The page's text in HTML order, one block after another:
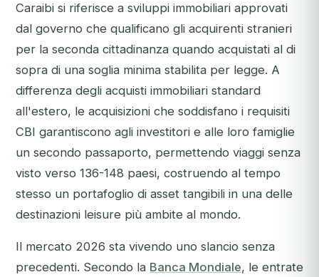
Caraibi si riferisce a sviluppi immobiliari approvati
dal governo che qualificano gli acquirenti stranieri
per la seconda cittadinanza quando acquistati al di
sopra di una soglia minima stabilita per legge. A
differenza degli acquisti immobiliari standard
all'estero, le acquisizioni che soddisfano i requisiti
CBI garantiscono agli investitori e alle loro famiglie
un secondo passaporto, permettendo viaggi senza
visto verso 136-148 paesi, costruendo al tempo
stesso un portafoglio di asset tangibili in una delle
destinazioni leisure più ambite al mondo.
Il mercato 2026 sta vivendo uno slancio senza
precedenti. Secondo la Banca Mondiale, le entrate